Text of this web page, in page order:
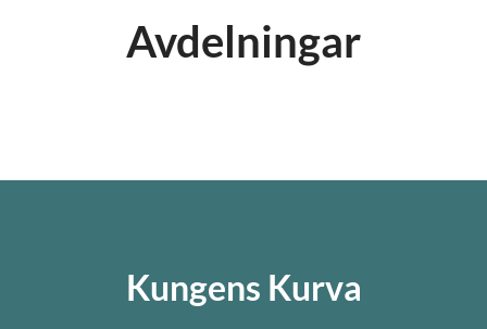
Avdelningar
Kungens Kurva